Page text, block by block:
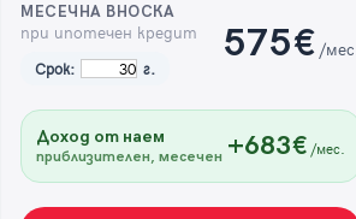
МЕСЕЧНА ВНОСКА
при ипотечен кредит
Срок: г.
575€ /мес.
Доход от наем
приблизителен, месечен +683€ /мес.